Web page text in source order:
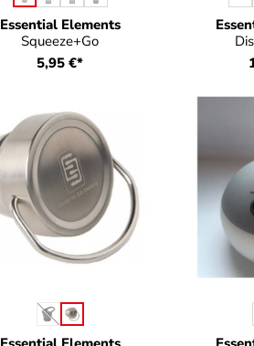
Essential Elements
Squeeze+Go
5,95 €*
Farbeauswählen
(Diese Option ist zurzeit nicht Farbe